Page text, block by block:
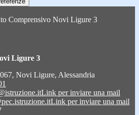
Comprensivo Novi Ligure 3
Ligure 3
Novi Ligure, Alessandria
Link per inviare una mail
Link per inviare una mail